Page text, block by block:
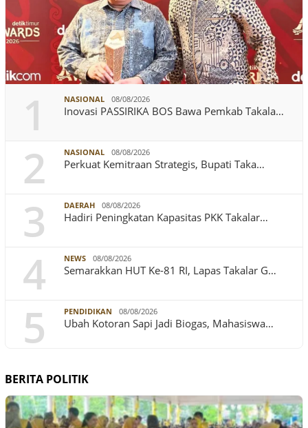
1 NASIONAL 08/08/2026
Inovasi PASSIRIKA BOS Bawa Pemkab Takala…
2 NASIONAL 08/08/2026
Perkuat Kemitraan Strategis, Bupati Taka…
3 DAERAH 08/08/2026
Hadiri Peningkatan Kapasitas PKK Takalar…
4 NEWS 08/08/2026
Semarakkan HUT Ke-81 RI, Lapas Takalar G…
5 PENDIDIKAN 08/08/2026
Ubah Kotoran Sapi Jadi Biogas, Mahasiswa…
BERITA POLITIK